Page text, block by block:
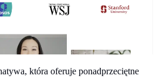
która oferuje ponadprzeciętne